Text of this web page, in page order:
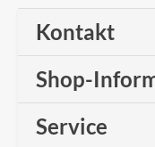
Kontakt
Shop-
Service